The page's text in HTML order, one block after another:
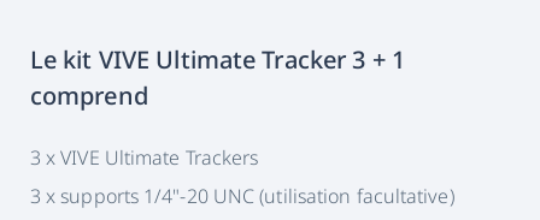
Le kit VIVE Ultimate Tracker 3 + 1
comprend
3 x VIVE Ultimate Trackers
3 x supports 1/4"-20 UNC (utilisation facultative)